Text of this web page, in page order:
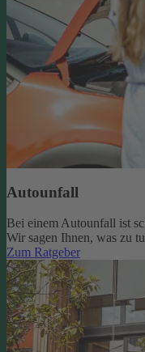
Autounfall
Bei einem Autounfall ist
Wir sagen Ihnen, was zu
Zum Ratgeber